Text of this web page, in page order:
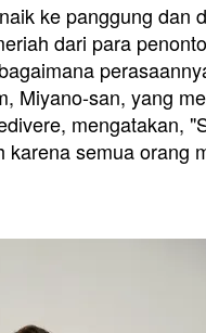
ke panggung dan
dari para
Miyano-san, yang
mengatakan,
karena semua orang